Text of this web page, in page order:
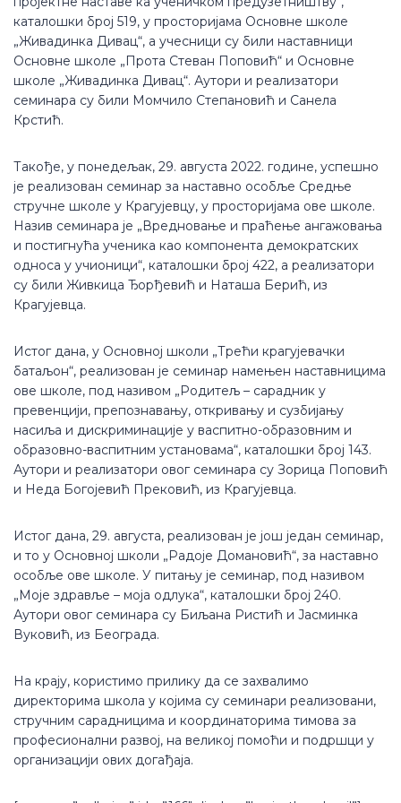
каталошки број 519, у просторијама Основне школе
„Живадинка Дивац“, а учесници су били наставници
Основне школе „Прота Стеван Поповић“ и Основне
школе „Живадинка Дивац“. Аутори и реализатори
семинара су били Момчило Степановић и Санела
Крстић.
Такође, у понедељак, 29. августа 2022. године, успешно
је реализован семинар за наставно особље Средње
стручне школе у Крагујевцу, у просторијама ове школе.
Назив семинара је „Вредновање и праћење ангажовања
и постигнућа ученика као компонента демократских
односа у учионици“, каталошки број 422, а реализатори
су били Живкица Ђорђевић и Наташа Берић, из
Крагујевца.
Истог дана, у Основној школи „Трећи крагујевачки
батаљон“, реализован је семинар намењен наставницима
ове школе, под називом „Родитељ – сарадник у
превенцији, препознавању, откривању и сузбијању
насиља и дискриминације у васпитно-образовним и
образовно-васпитним установама“, каталошки број 143.
Аутори и реализатори овог семинара су Зорица Поповић
и Неда Богојевић Прековић, из Крагујевца.
Истог дана, 29. августа, реализован је још један семинар,
и то у Основној школи „Радоје Домановић“, за наставно
особље ове школе. У питању је семинар, под називом
„Моје здравље – моја одлука“, каталошки број 240.
Аутори овог семинара су Биљана Ристић и Јасминка
Вуковић, из Београда.
На крају, користимо прилику да се захвалимо
директорима школа у којима су семинари реализовани,
стручним сарадницима и координаторима тимова за
професионални развој, на великој помоћи и подршци у
организацији ових догађаја.